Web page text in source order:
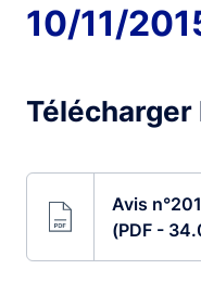
10/11/
Télécharger
Avis
(PDF -